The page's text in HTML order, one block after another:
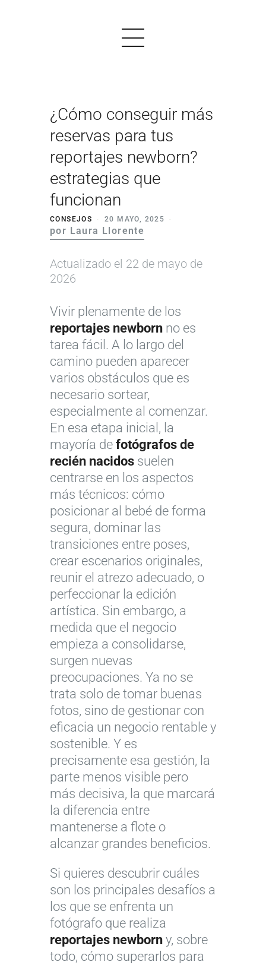
PRODUCTOS
EJEMPLOS
OPINIONES
PRECIOS
LOGIN
¿Cómo conseguir más
reservas para tus
reportajes newborn?
estrategias que
funcionan
CONSEJOS 20 MAYO, 2025
por Laura Llorente
Actualizado el 22 de mayo de
2026
Vivir plenamente de los
reportajes newborn no es
tarea fácil. A lo largo del
camino pueden aparecer
varios obstáculos que es
necesario sortear,
especialmente al comenzar.
En esa etapa inicial, la
mayoría de fotógrafos de
recién nacidos suelen
centrarse en los aspectos
más técnicos: cómo
posicionar al bebé de forma
segura, dominar las
transiciones entre poses,
crear escenarios originales,
reunir el atrezo adecuado, o
perfeccionar la edición
artística. Sin embargo, a
medida que el negocio
empieza a consolidarse,
surgen nuevas
preocupaciones. Ya no se
trata solo de tomar buenas
fotos, sino de gestionar con
eficacia un negocio rentable y
sostenible. Y es
precisamente esa gestión, la
parte menos visible pero
más decisiva, la que marcará
la diferencia entre
mantenerse a flote o
alcanzar grandes beneficios.
Si quieres descubrir cuáles
son los principales desafíos a
los que se enfrenta un
fotógrafo que realiza
reportajes newborn y, sobre
todo, cómo superarlos para